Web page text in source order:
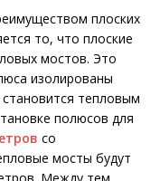
плоских
то, что плоские
мостов. Это
изолированы
тепловым
полюсов для
со
мосты будут